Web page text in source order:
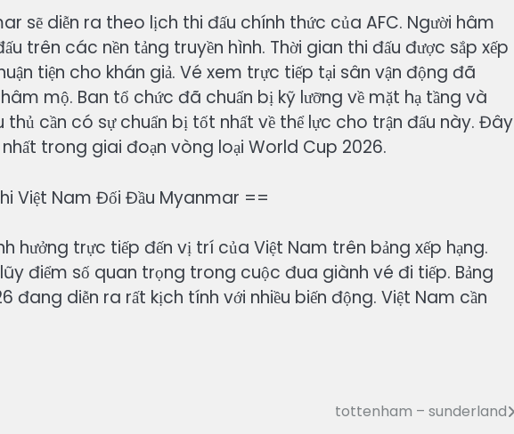
sẽ diễn ra theo lịch thi đấu chính thức của AFC. Người hâm
trên các nền tảng truyền hình. Thời gian thi đấu được sắp xếp
tiện cho khán giả. Vé xem trực tiếp tại sân vận động đã
mộ. Ban tổ chức đã chuẩn bị kỹ lưỡng về mặt hạ tầng và
cần có sự chuẩn bị tốt nhất về thể lực cho trận đấu này. Đây
trong giai đoạn vòng loại World Cup 2026.
Việt Nam Đối Đầu Myanmar ==
hưởng trực tiếp đến vị trí của Việt Nam trên bảng xếp hạng.
điểm số quan trọng trong cuộc đua giành vé đi tiếp. Bảng
đang diễn ra rất kịch tính với nhiều biến động. Việt Nam cần
tottenham – sunderland